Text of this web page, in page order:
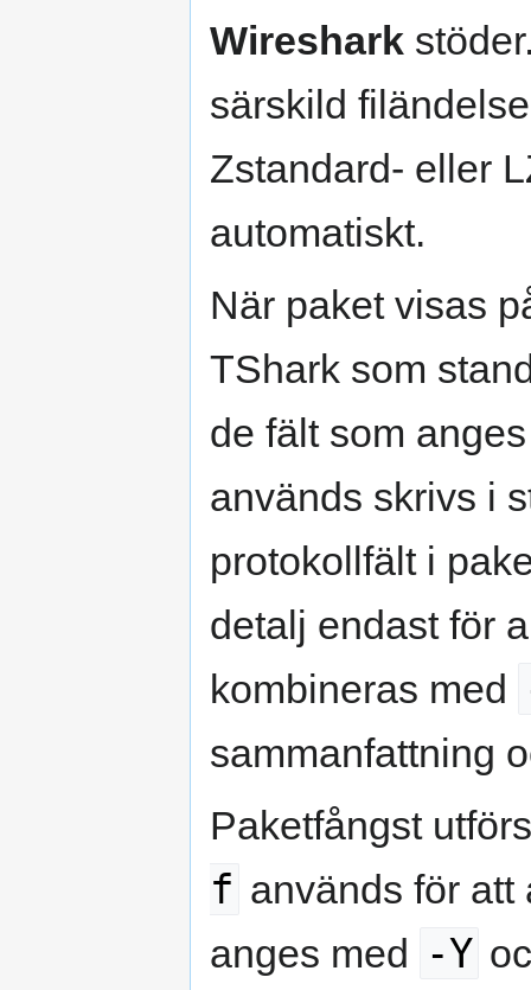
Wireshark
särskild
Zstandard- eller
automatiskt.
När paket visas
TShark som
de fält som
används skrivs i
protokollfält i
detalj endast för
kombineras med
sammanfattning
Paketfångst
f används för
anges med -Y